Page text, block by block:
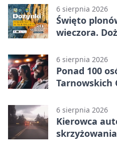
6 sierpnia 2026
Święto
wieczora.
6 sierpnia 2026
Ponad 100
Tarnowskich
6 sierpnia 2026
Kierowca